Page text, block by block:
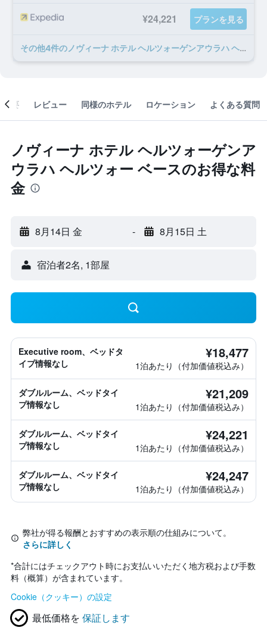
¥24,221 プランを見る
​その他4​件のノヴィーナ ホテル ヘルツォーゲンアウラハ ヘルツォー ベースのオファー
概要 レビュー 同様のホテル ロケーション よくある質問
ノヴィーナ ホテル ヘルツォーゲンア
ウラハ ヘルツォー ベースのお得な料
金
8月14日 金 - 8月15日 土
宿泊者2名, 1​部屋
Executive room、ベッドタ
イプ情報なし
¥18,477
1泊あたり（付加価値税込み）
ダブルルーム、ベッドタイ
プ情報なし
¥21,209
1泊あたり（付加価値税込み）
ダブルルーム、ベッドタイ
プ情報なし
¥24,221
1泊あたり（付加価値税込み）
ダブルルーム、ベッドタイ
プ情報なし
¥24,247
1泊あたり（付加価値税込み）
弊社が得る報酬とおすすめの表示順の仕組みについて。
さらに詳しく
*合計にはチェックアウト時にお支払いいただく地方税および手数
料（概算）が含まれています。
Cookie（クッキー）の設定
最低価格を 保証します